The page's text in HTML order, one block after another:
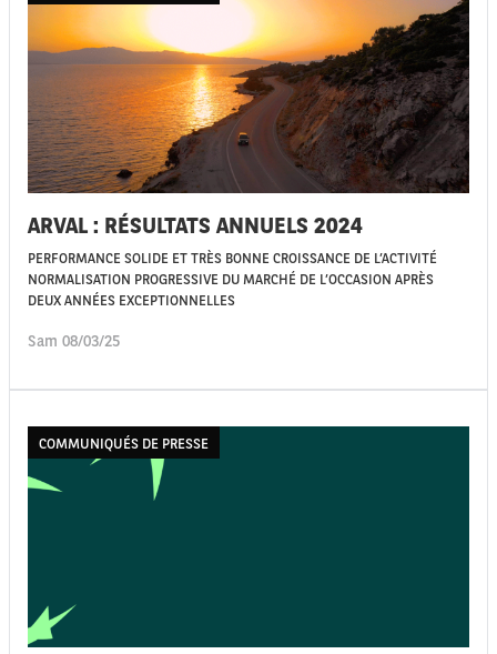
ARVAL : RÉSULTATS ANNUELS 2024
PERFORMANCE SOLIDE ET TRÈS BONNE CROISSANCE DE L’ACTIVITÉ
NORMALISATION PROGRESSIVE DU MARCHÉ DE L’OCCASION APRÈS
DEUX ANNÉES EXCEPTIONNELLES
Sam 08/03/25
COMMUNIQUÉS DE PRESSE